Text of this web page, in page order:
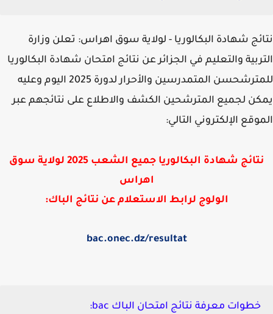
شهادة البكالوريا - لولاية سوق اهراس: تعلن وزارة
والتعليم في الجزائر عن نتائج امتحان شهادة البكالوريا
المتمدرسين والأحرار لدورة 2025 اليوم
وعليه
لجميع المترشحين الكشف والاطلاع على نتائجهم عبر
الإلكتروني التالي:
شهادة البكالوريا جميع الشعب 2025 لولاية
سوق
اهراس
الولوج لرابط الاستعلام عن نتائج الباك:
bac.onec.dz/resultat
خطوات معرفة نتائج امتحان الباك bac: